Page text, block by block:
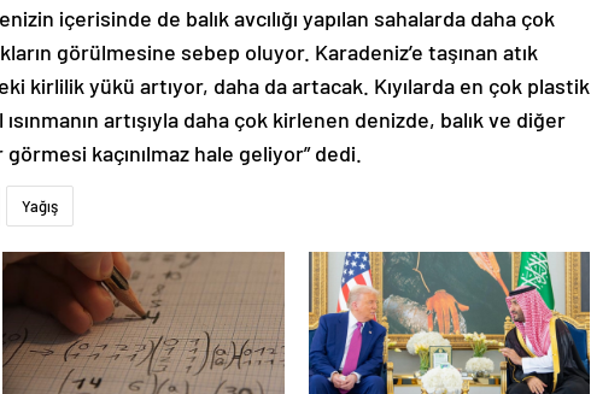
içerisinde de balık avcılığı yapılan sahalarda daha çok
görülmesine sebep oluyor. Karadeniz’e taşınan atık
kirlilik yükü artıyor, daha da artacak. Kıyılarda en çok plastik
ısınmanın artışıyla daha çok kirlenen denizde, balık ve diğer
kaçınılmaz hale geliyor” dedi.
Yağış